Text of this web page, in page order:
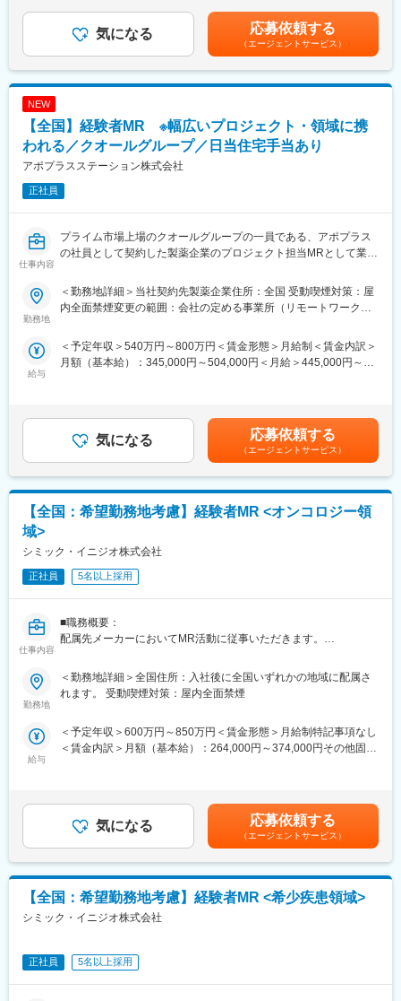
【業務内容】
大手製薬会社などを中心としたクライアントのプロジェクトへの
配属です。担当エリアの医療機関（開業医、病院）を訪問して、
医師、薬剤師に課題解決するための医薬品情報を提供、副作用情
■新薬のプロモーション
■長期収載品の市場拡大
■ジェネリック医薬品のプロモーション
※プロジェクトの状況によっては、選考保留（ご紹介できるプロジ
変更の範囲：会社の定める業務
医療業界内でのキャリアアップを考えている方、メーカーへの転
職を視野に入れている方等、全力でサポートいたしますので是非
■優良案件多数／メーカー転籍を支援
他社では見かけないような大手メーカーの案件や最先端製品の案
件を保有しています。また原則、将来的にクライアント先への転
客からの信頼が厚いためです。
CSOは本部のバックアップ体制が何より重要です。1人のプロジ
ェクトマネージャーが管理する営業は約20名程度であり、相談事
も可能です。また、クライアント・社内評価に基いた明確な評価
制度により、キャリアや年収アップに向けた目標を定めやすい環
■基本的に稼働率は100%：常時、待機期間が発生することが無い
よう隙間なくアサインをしています。これも比較的少数規模に抑
えて運営を行っているからこそ実現ができていることであり、強
みの部分です。
気になる 応募依頼する
（エージェントサービス）
NEW
【全国】経験者MR ※幅広いプロジェクト・領域に携
われる／クオールグループ／日当住宅手当あり
アポプラスステーション株式会社
正社員
仕事内容
プライム市場上場のクオールグループの一員である、アポプラス
の社員として契約した製薬企業のプロジェクト担当MRとして業務
ックメーカーなどプロジェクトは多岐に渡りますので、今までの
経験を活かせる環境が整っています。
用情報を収集を行っていただきます。
・新薬のプロモーション
※プロジェクトマネージャー、スーパーバイザー(SV)より、日々の
活動についてフォローを受けられる環境です。全国にSVを配置
し、素早くフォローができる体制をとっています。
■組織：約600名のコントラクトMRが在籍しています。社長をは
じめ、役員クラスが元MR出身のためMRのキャリアや育成、長期
就業について力を入れている企業です。
(1)充実した教育体制：
・製品研修（約2週間～2ヶ月、プロジェクトによる）：入社オリ
エンテーション後に配属先プロジェクトの製薬メーカーにて製品
他、横断研修、eラーニングの研修等も受けることが可能です。
・オンコロジー専門MR育成プログラム、IBD専門育成プログラ
しています。
(2)プロジェクトマネジメント体制：プロジェクトマネージャー、
として結果を出せるように万全のサポート体制を整えています。
(3)豊富なプロジェクト数、50社を超える多数の取引メーカー：同
年代のMRの方が活躍されています。
■中途入社社員の年収例：
・入社3年目（MR経験者）28歳：642万（月給＋日当＋住宅手
当）
・入社5年目（MR経験者）33歳：712万（月給＋日当＋住宅手
当）
変更の範囲：会社の定める業務
勤務地
＜勤務地詳細＞当社契約先製薬企業住所：全国 受動喫煙対策：屋
内全面禁煙変更の範囲：会社の定める事業所（リモートワーク含
給与
＜予定年収＞540万円～800万円＜賃金形態＞月給制＜賃金内訳＞
月額（基本給）：345,000円～504,000円＜月給＞445,000円～
す。※その他の手当は「待遇・福利厚生」欄をご参照ください。昇
給：年1回★頑張りに応じて年収UP★赴任先の評価次第で大幅に
年収をUPできます。（年2回業績給改定）賃金はあくまでも目安
の金額であり、選考を通じて上下する可能性があります。月給(月
額)は固定手当を含めた表記です。
気になる 応募依頼する
（エージェントサービス）
【全国：希望勤務地考慮】経験者MR <オンコロジー領
域>
シミック・イニジオ株式会社
正社員 5名以上採用
仕事内容
■職務概要：
配属先メーカーにおいてMR活動に従事いただきます。
■新薬プロジェクト95％超／常時60以上のプロジェクトが稼働
プロジェクトの数やバリエーションはキャリア形成に直結するた
業規模、製品領域などのバランスを考慮しながら、常時60以上の
プロジェクトが稼働しています。
■年齢も経験も多様な人財が活躍
シミック・イニジオはほぼ全員が中途採用です。それぞれ異なる
バックグラウンドを持ち、その経験を活かして活動しています。
社員の年齢分布も幅広く、20代～60代まで在籍しています。社員
の経験の多様性は、変革期にある製薬業界にあって、私たちの事
業を支える重要な要素です。
シミック・イニジオにとってサービス品質の源泉となるのは人財
勤務地
＜勤務地詳細＞全国住所：入社後に全国いずれかの地域に配属さ
れます。 受動喫煙対策：屋内全面禁煙
給与
＜予定年収＞600万円～850万円＜賃金形態＞月給制特記事項なし
＜賃金内訳＞月額（基本給）：264,000円～374,000円その他固定
を全額支給 ■賞与年2回（昨年度実績4.2ヶ月）、報酬改定年1回■
全国勤務が可能な方は、初回給与時に30万円の一時金を支給賃金
はあくまでも目安の金額であり、選考を通じて上下する可能性が
あります。月給(月額)は固定手当を含めた表記です。
気になる 応募依頼する
（エージェントサービス）
【全国：希望勤務地考慮】経験者MR <希少疾患領域>
シミック・イニジオ株式会社
正社員 5名以上採用